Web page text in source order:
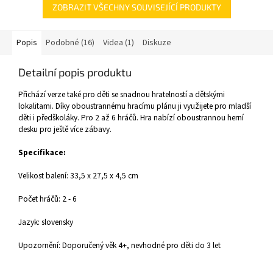
ZOBRAZIT VŠECHNY SOUVISEJÍCÍ PRODUKTY
Popis Podobné (16) Videa (1) Diskuze
Detailní popis produktu
Přichází verze také pro děti se snadnou hratelností a dětskými
lokalitami. Díky oboustrannému hracímu plánu ji využijete pro mladší
děti i předškoláky. Pro 2 až 6 hráčů. Hra nabízí oboustrannou herní
desku pro ještě více zábavy.
Specifikace:
Velikost balení: 33,5 x 27,5 x 4,5 cm
Počet hráčů: 2 - 6
Jazyk: slovensky
Upozornění: Doporučený věk 4+, nevhodné pro děti do 3 let